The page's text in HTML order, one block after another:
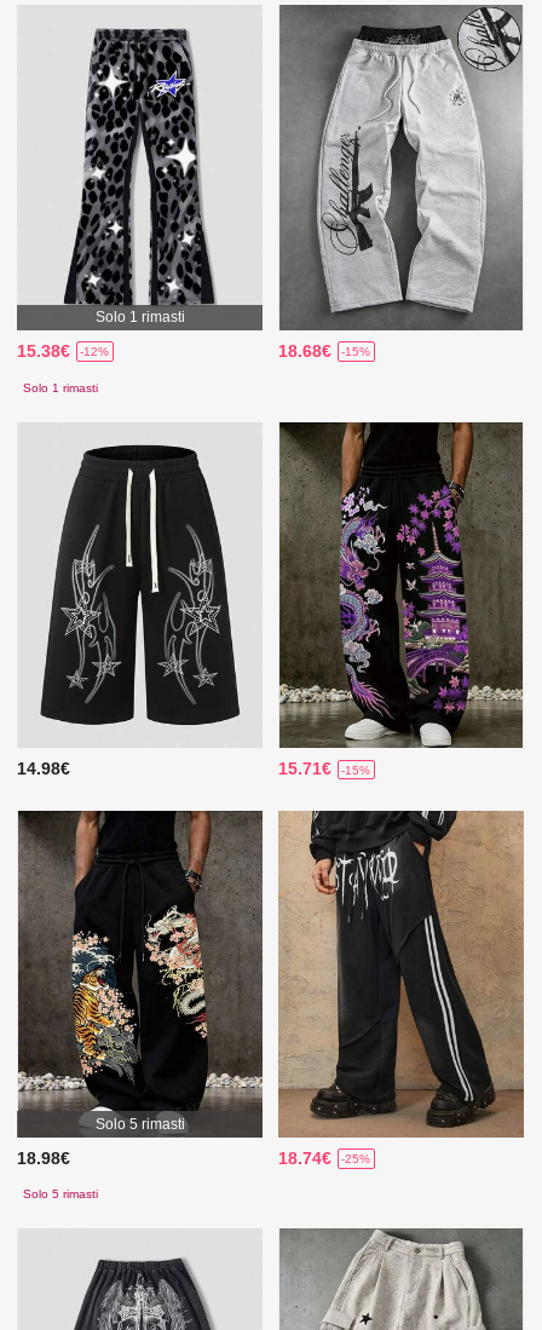
Solo 1 rimasti
15.38€ -12%
Solo 1 rimasti
18.68€ -15%
14.98€ 15.71€ -15%
Solo 5 rimasti
18.98€
Solo 5 rimasti
18.74€ -25%